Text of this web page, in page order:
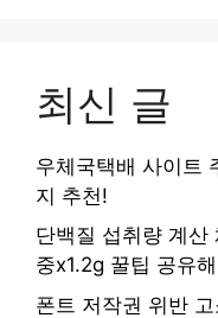
최신 글
우체국택배 사이트
지 추천!
단백질 섭취량 계산
중x1.2g 꿀팁 공유
폰트 저작권 위반